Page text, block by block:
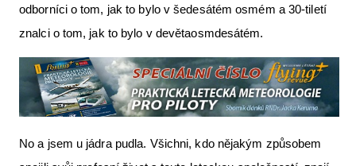
odborníci o tom, jak to bylo v šedesátém osmém a 30-tiletí
znalci o tom, jak to bylo v devětaosmdesátém.
No a jsem u jádra pudla. Všichni, kdo nějakým způsobem